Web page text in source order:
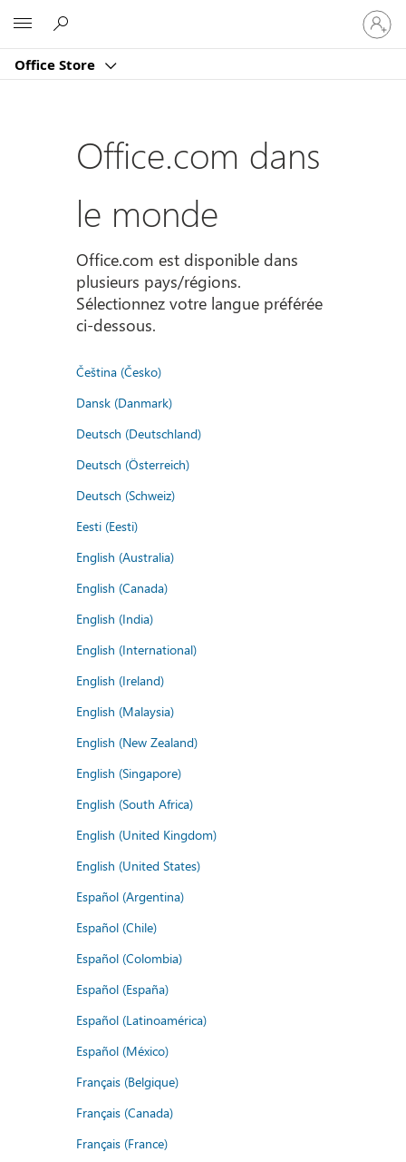
Office Store
vous
à
compte
Office.com dans
le monde
Office.com est disponible dans
plusieurs pays/régions.
Sélectionnez votre langue préférée
ci-dessous.
Čeština (Česko)
Dansk (Danmark)
Deutsch (Deutschland)
Deutsch (Österreich)
Deutsch (Schweiz)
Eesti (Eesti)
English (Australia)
English (Canada)
English (India)
English (International)
English (Ireland)
English (Malaysia)
English (New Zealand)
English (Singapore)
English (South Africa)
English (United Kingdom)
English (United States)
Español (Argentina)
Español (Chile)
Español (Colombia)
Español (España)
Español (Latinoamérica)
Español (México)
Français (Belgique)
Français (Canada)
Français (France)